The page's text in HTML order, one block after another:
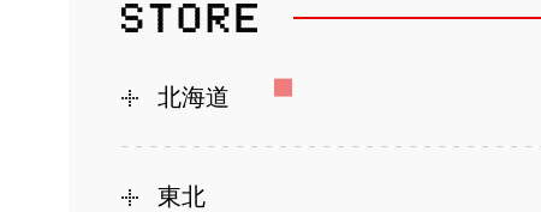
北海道
東北